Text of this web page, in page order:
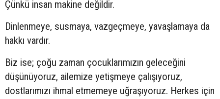
Çünkü insan makine değildir.
Dinlenmeye, susmaya, vazgeçmeye, yavaşlamaya da
hakkı vardır.
Biz ise; çoğu zaman çocuklarımızın geleceğini
düşünüyoruz, ailemize yetişmeye çalışıyoruz,
dostlarımızı ihmal etmemeye uğraşıyoruz. Herkes için